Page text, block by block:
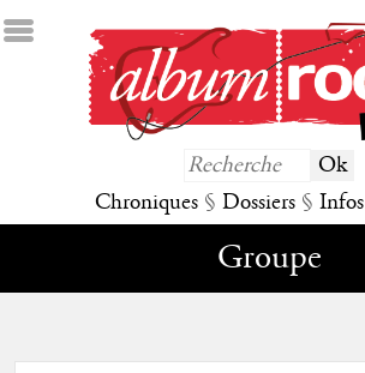
Chroniques § Dossiers § Infos
Groupe